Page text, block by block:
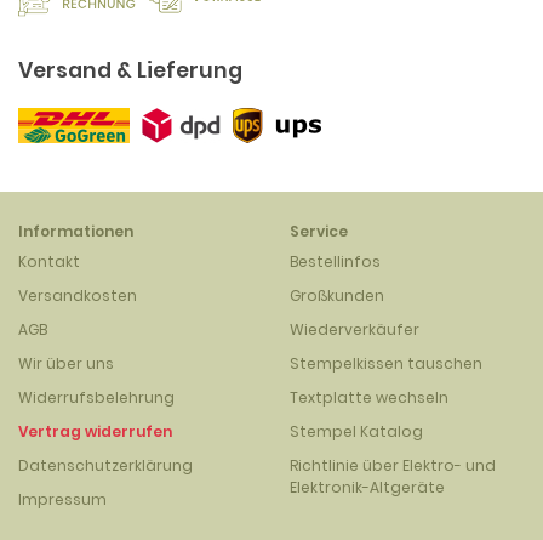
Versand & Lieferung
Informationen
Kontakt
Versandkosten
AGB
Wir über uns
Widerrufsbelehrung
Vertrag widerrufen
Datenschutzerklärung
Impressum
Service
Bestellinfos
Großkunden
Wiederverkäufer
Stempelkissen tauschen
Textplatte wechseln
Stempel Katalog
Richtlinie über Elektro- und
Elektronik-Altgeräte